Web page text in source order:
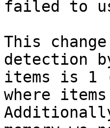
failed to
This
detection
items is 1
where